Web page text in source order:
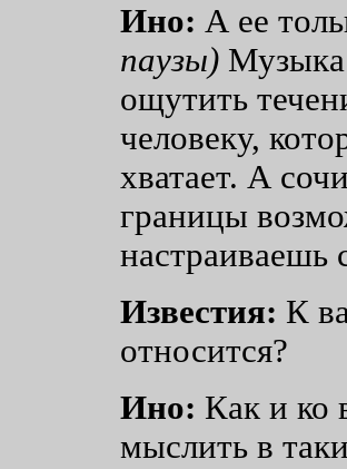
Ино: А ее
паузы)Музыка
ощутить
человеку,
хватает. А
границы
настраиваешь
Известия: К
относится?
Ино: Как и ко
мыслить в